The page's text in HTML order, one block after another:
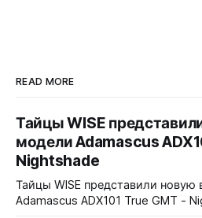
READ MORE
Тайцы WISE
модели Adamascus
Nightshade
Тайцы WISE представили
Adamascus ADX101 True GMT -